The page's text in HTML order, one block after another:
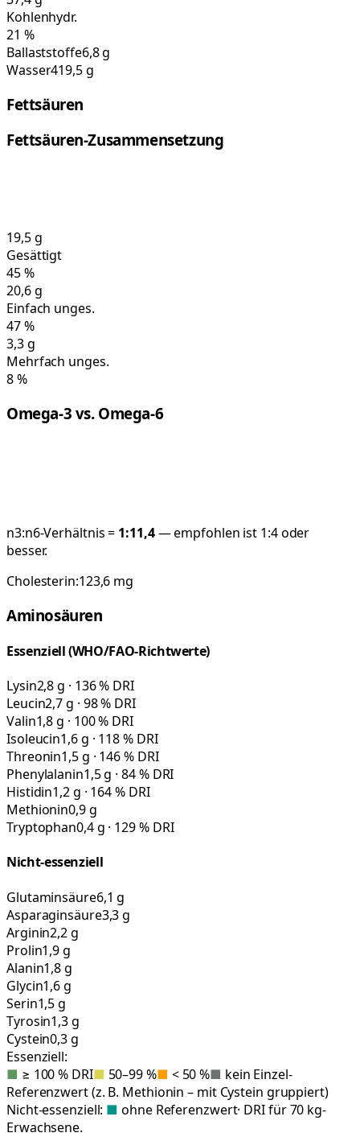
Kohlenhydr.
21 %
Ballaststoffe6,8 g
Wasser419,5 g
Fettsäuren
Fettsäuren-Zusammensetzung
19,5g
Gesättigt
45%
20,6g
Einfach unges.
47%
3,3g
Mehrfach unges.
8%
Omega-3 vs. Omega-6
n3:n6-Verhältnis = 1:11,4— empfohlen ist 1:4 oder
besser.
Cholesterin:123,6 mg
Aminosäuren
Essenziell (WHO/FAO-Richtwerte)
Lysin2,8 g · 136 % DRI
Leucin2,7 g · 98 % DRI
Valin1,8 g · 100 % DRI
Isoleucin1,6 g · 118 % DRI
Threonin1,5 g · 146 % DRI
Phenylalanin1,5 g · 84 % DRI
Histidin1,2 g · 164 % DRI
Methionin0,9 g
Tryptophan0,4 g · 129 % DRI
Nicht-essenziell
Glutaminsäure6,1 g
Asparaginsäure3,3 g
Arginin2,2 g
Prolin1,9 g
Alanin1,8 g
Glycin1,6 g
Serin1,5 g
Tyrosin1,3 g
Cystein0,3 g
Essenziell:
■ ≥ 100 % DRI■ 50–99 %■ < 50 %■ kein Einzel-
Referenzwert (z. B. Methionin – mit Cystein gruppiert)
Nicht-essenziell: ■ ohne Referenzwert· DRI für 70 kg-
Erwachsene.